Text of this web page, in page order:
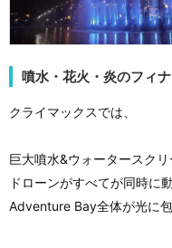
噴水・花火・炎のフィ
クライマックスでは、
巨大噴水&ウォータースク
ドローンがすべてが同時に
Adventure Bay全体が光に包